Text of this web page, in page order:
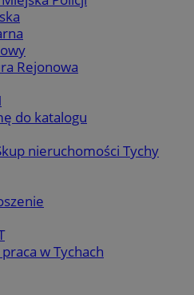
Rejonowa
do katalogu
nieruchomości Tychy
w Tychach